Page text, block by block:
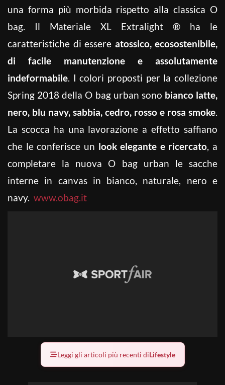
una forma più morbida rispetto alla classica O
bag. Il Materiale XL Extralight ® ha le
caratteristiche di essere atossico, ecosostenibile,
di facile manutenzione e assolutamente
indeformabile. I colori proposti per la collezione
Spring 2018 della O bag urban sono bianco latte,
nero, blu navy, sabbia, cedro, rosso e rosa smoke.
La scocca ha una lavorazione a effetto saffiano
che le conferisce un look elegante e ricercato, a
completare la nuova O bag urban le sacche
interne in canvas in bianco, naturale, nero e
navy. www.obag.it
Leggi gli articoli più recenti diLifestyle